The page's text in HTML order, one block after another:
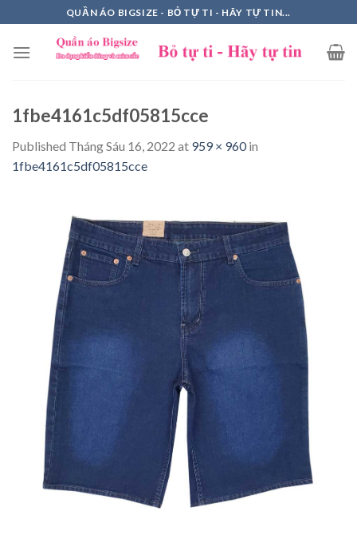
to
content
QUẦN ÁO BIGSIZE - BỎ TỰ TI - HÃY TỰ TIN...
1fbe4161c5df05815cce
Published Tháng Sáu 16, 2022 at 959 × 960in
1fbe4161c5df05815cce